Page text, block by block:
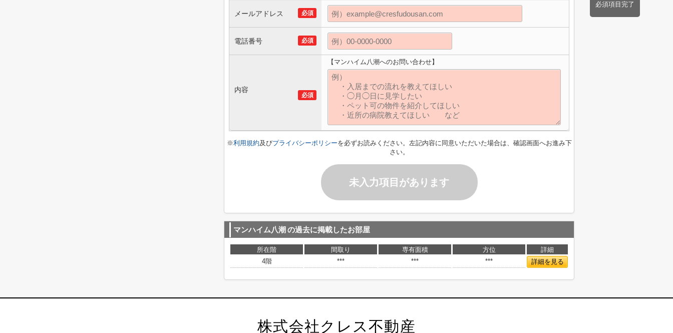
必須項目完了
必須
メールアドレス
必須
電話番号
必須
内容
【マンハイム八潮へのお問い合わせ】
※利用規約及びプライバシーポリシーを必ずお読みください。左記内容に同意いただいた場合は、確認画面へお進み下
さい。
未入力項目があります
マンハイム八潮 の過去に掲載したお部屋
所在階 間取り 専有面積 方位
詳細
4階
*** *** *** 詳細を見る
株式会社クレス不動産